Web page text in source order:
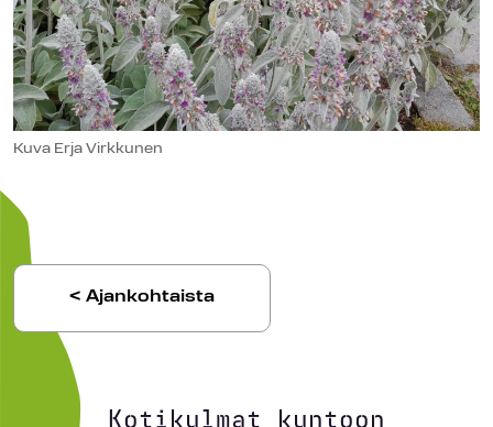
Kuva Erja Virkkunen
< Ajankohtaista
Kotikulmat kuntoon